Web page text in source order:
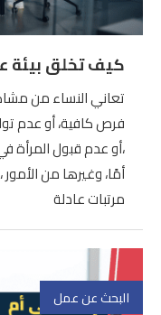
كيف تخلق بيئة
تعاني النساء من
فرص كافية، أو عدم
،أو عدم قبول المرأة
أمًا، وغيرها من
مرتبات عادلة
البحث عن عمل